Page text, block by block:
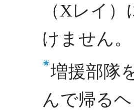
（Xレイ
けません。
増援部隊
んで帰る